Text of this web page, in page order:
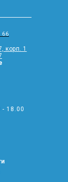
66
корп. 1
- 18.00